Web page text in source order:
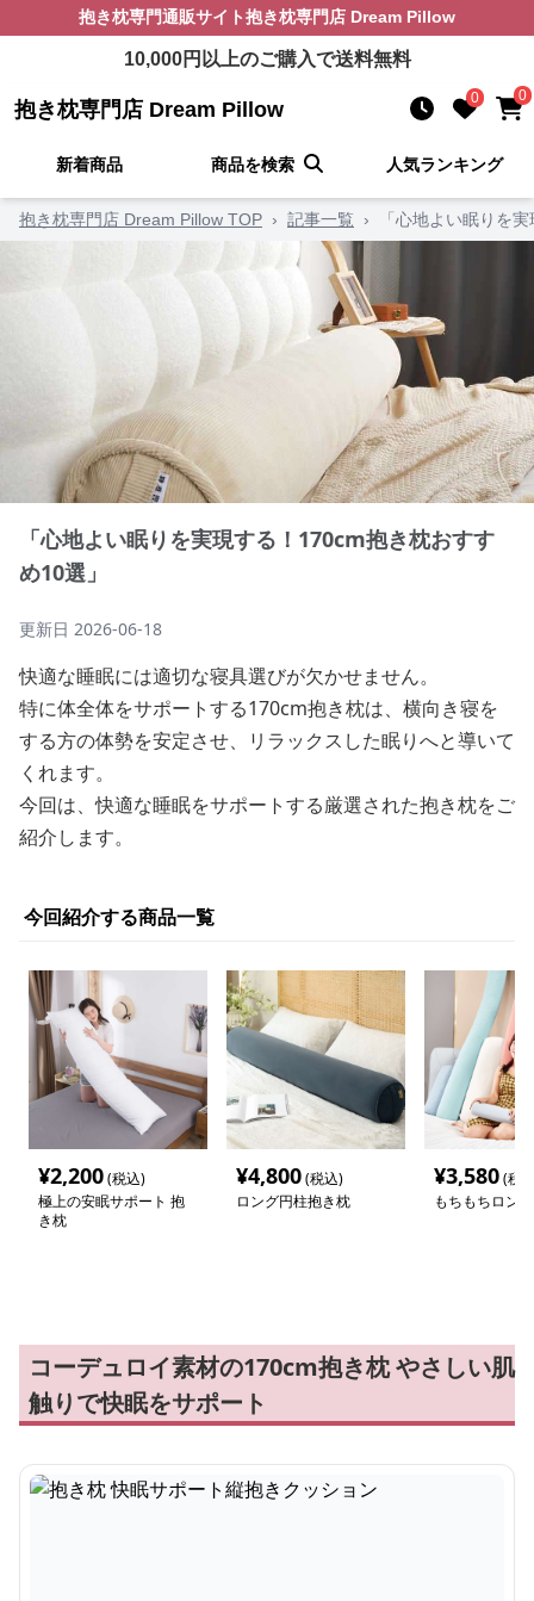
抱き枕専門通販サイト抱き枕専門店 Dream Pillow
10,000円以上のご購入で送料無料
抱き枕専門店 Dream Pillow 0 0
新着商品 商品を検索 人気ランキング
抱き枕専門店 Dream Pillow TOP › 記事一覧 › 「心地よい眠りを
「心地よい眠りを実現する！170cm抱き枕おすす
め10選」
更新日 2026-06-18
快適な睡眠には適切な寝具選びが欠かせません。
特に体全体をサポートする170cm抱き枕は、横向き寝を
する方の体勢を安定させ、リラックスした眠りへと導いて
くれます。
今回は、快適な睡眠をサポートする厳選された抱き枕をご
紹介します。
今回紹介する商品一覧
¥2,200(税込)
極上の安眠サポート 抱
き枕
¥4,800(税込)
ロング円柱抱き枕
¥3,580(税
もちもちロン
コーデュロイ素材の170cm抱き枕 やさしい肌
触りで快眠をサポート